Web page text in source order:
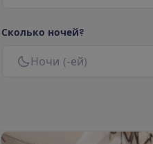
Сколько ночей?
Ночи (-ей)